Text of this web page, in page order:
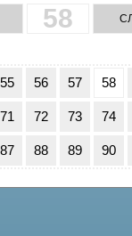
58
55 56 57 58
71 72 73 74
87 88 89 90